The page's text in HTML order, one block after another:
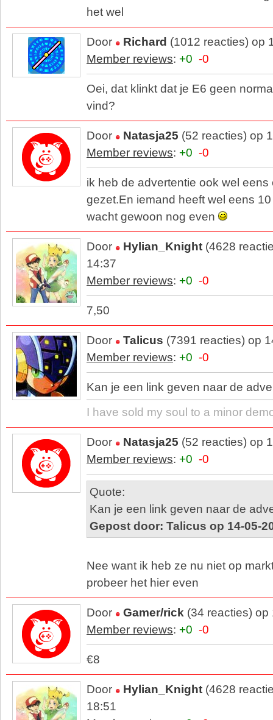
het wel
Door Richard (1012 reacties) op
Member reviews: +0 -0
Oei, dat klinkt dat je E6 geen
vind?
Door Natasja25 (52 reacties) op
Member reviews: +0 -0
ik heb de advertentie ook wel eens
gezet.En iemand heeft wel eens
wacht gewoon nog even
Door Hylian_Knight (4628
14:37
Member reviews: +0 -0
7,50
Door Talicus (7391 reacties) op
Member reviews: +0 -0
Kan je een link geven naar de
I have sold my soul to a minor
Door Natasja25 (52 reacties) op
Member reviews: +0 -0
Quote:
Kan je een link geven naar de
Gepost door: Talicus op 14-05-
Nee want ik heb ze nu niet op
probeer het hier even
Door Gamer/rick (34 reacties)
Member reviews: +0 -0
€8
Door Hylian_Knight (4628
18:51